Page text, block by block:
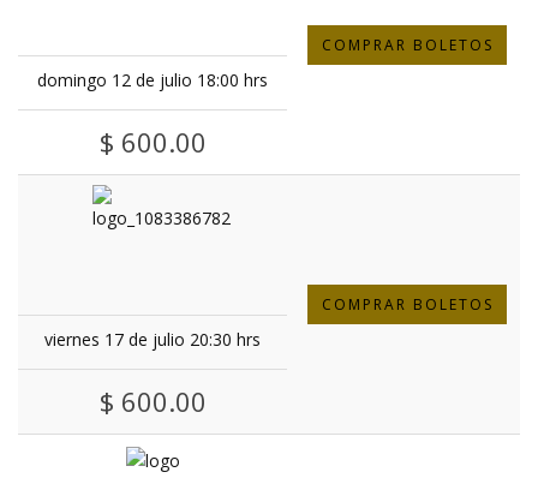
domingo 12 de julio 18:00 hrs
$ 600.00
COMPRAR BOLETOS
viernes 17 de julio 20:30 hrs
$ 600.00
COMPRAR BOLETOS